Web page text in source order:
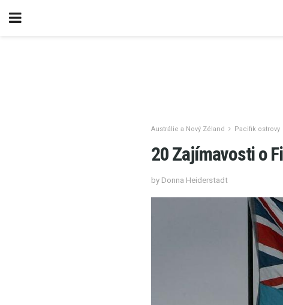
Austrálie a Nový Zéland Pacifik ostrovy
20 Zajímavosti o
by Donna Heiderstadt